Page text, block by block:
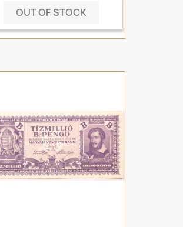
OUT OF STOCK